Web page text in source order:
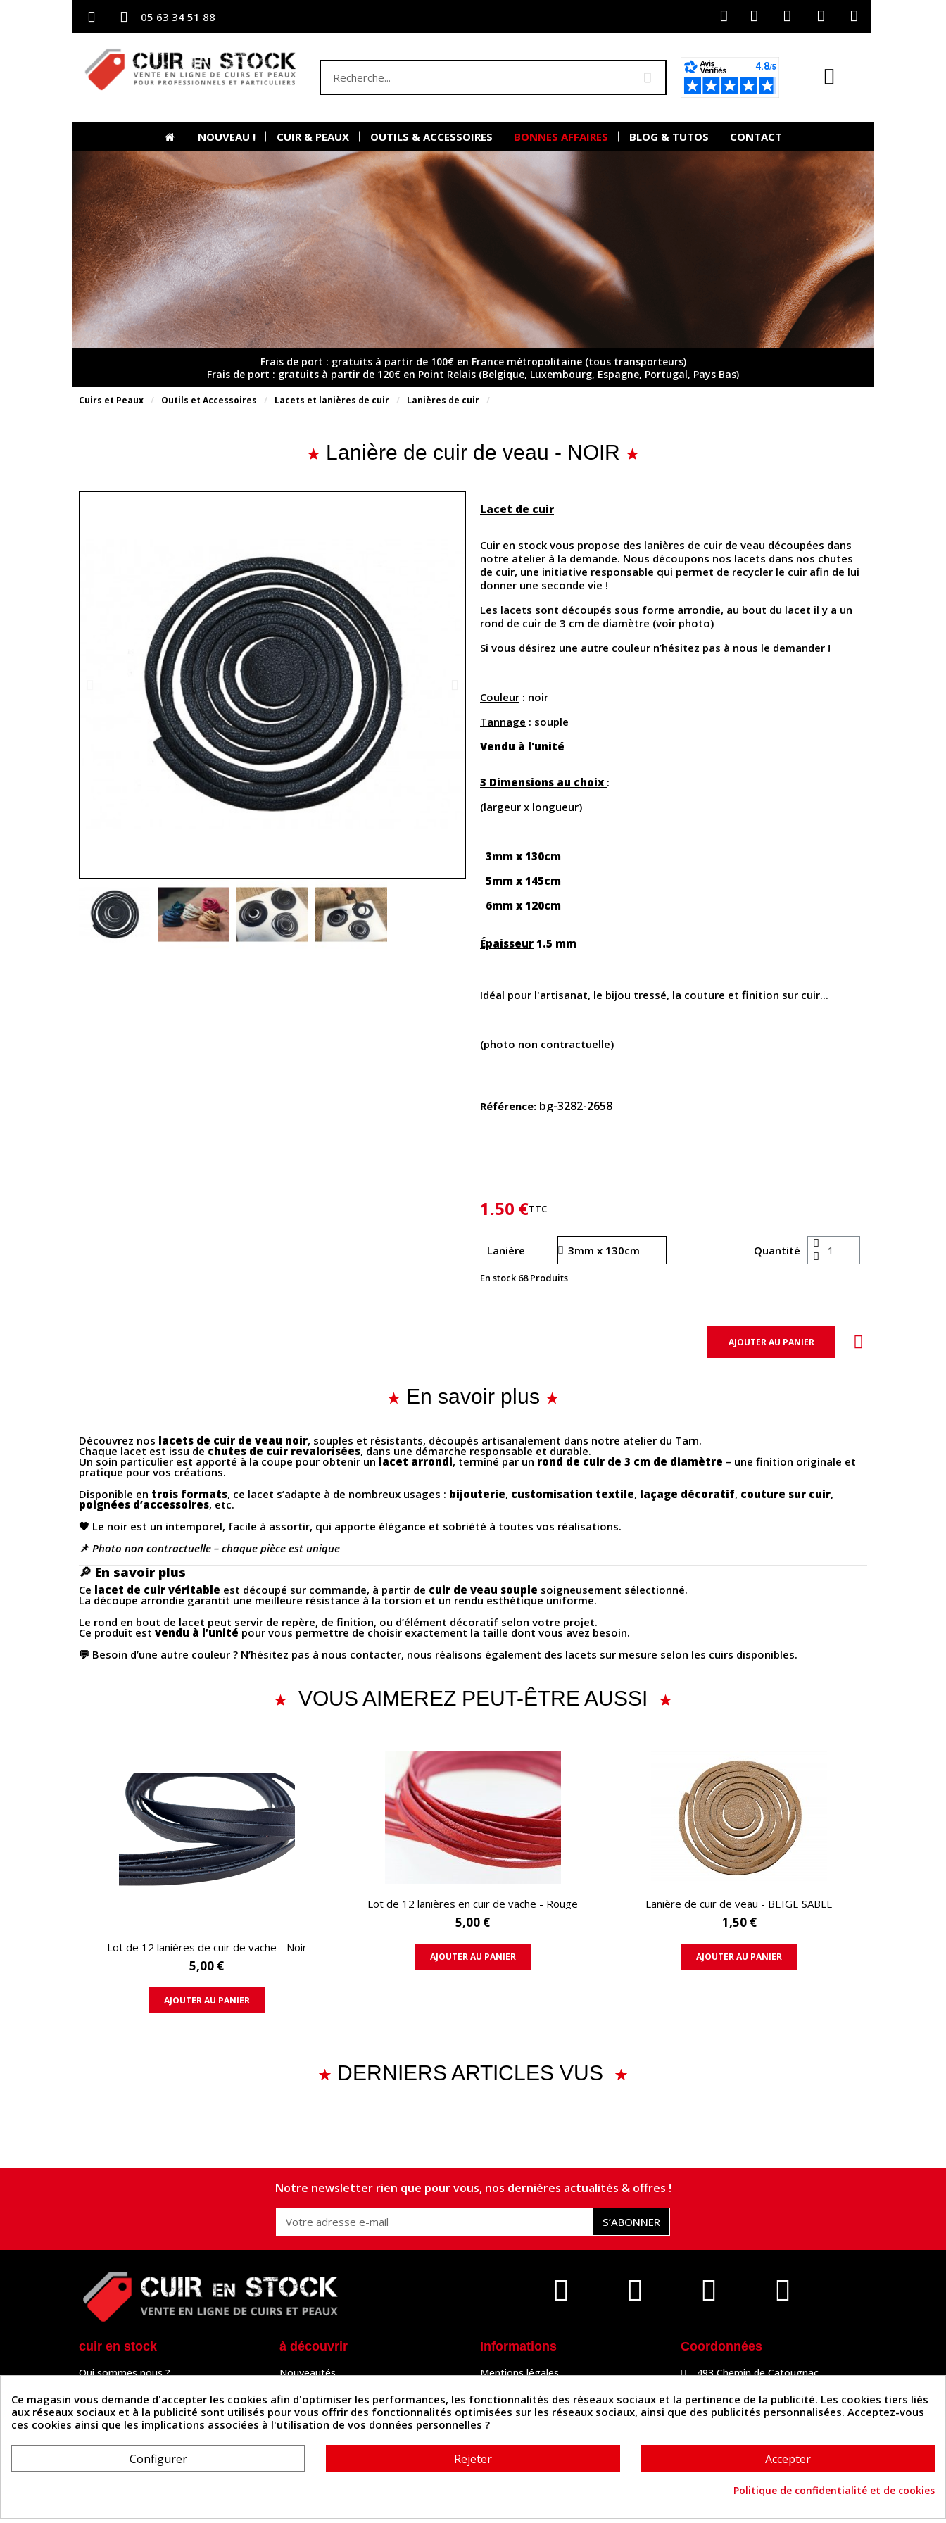
05 63 34 51 88
NOUVEAU ! CUIR & PEAUX OUTILS & ACCESSOIRES BONNES AFFAIRES BLOG & TUTOS CONTACT
Frais de port : gratuits à partir de 100€ en France métropolitaine (tous transporteurs)
Frais de port : gratuits à partir de 120€ en Point Relais (Belgique, Luxembourg, Espagne, Portugal, Pays Bas)
Cuirs et Peaux Outils et Accessoires Lacets et lanières de cuir Lanières de cuir
Lanière de cuir de veau - NOIR
Lacet de cuir
Cuir en stock vous propose des lanières de cuir de veau découpées dans
notre atelier à la demande. Nous découpons nos lacets dans nos chutes
de cuir, une initiative responsable qui permet de recycler le cuir afin de lui
donner une seconde vie !
Les lacets sont découpés sous forme arrondie, au bout du lacet il y a un
rond de cuir de 3 cm de diamètre (voir photo)
Si vous désirez une autre couleur n’hésitez pas à nous le demander !
Couleur : noir
Tannage : souple
Vendu à l'unité
3 Dimensions au choix :
(largeur x longueur)
3mm x 130cm
5mm x 145cm
6mm x 120cm
Épaisseur 1.5 mm
Idéal pour l'artisanat, le bijou tressé, la couture et finition sur cuir...
(photo non contractuelle)
Référence bg-3282-2658
1,50 €TTC
Lanière Quantité
En stock 68 Produits
AJOUTER AU PANIER
En savoir plus
Découvrez nos lacets de cuir de veau noir, souples et résistants, découpés artisanalement dans notre atelier du Tarn.
Chaque lacet est issu de chutes de cuir revalorisées, dans une démarche responsable et durable.
Un soin particulier est apporté à la coupe pour obtenir un lacet arrondi, terminé par un rond de cuir de 3 cm de diamètre – une finition originale et
pratique pour vos créations.
Disponible en trois formats, ce lacet s’adapte à de nombreux usages : bijouterie, customisation textile, laçage décoratif, couture sur cuir,
poignées d’accessoires, etc.
🖤 Le noir est un intemporel, facile à assortir, qui apporte élégance et sobriété à toutes vos réalisations.
📌 Photo non contractuelle – chaque pièce est unique
🔎 En savoir plus
Ce lacet de cuir véritable est découpé sur commande, à partir de cuir de veau souple soigneusement sélectionné.
La découpe arrondie garantit une meilleure résistance à la torsion et un rendu esthétique uniforme.
Le rond en bout de lacet peut servir de repère, de finition, ou d’élément décoratif selon votre projet.
Ce produit est vendu à l’unité pour vous permettre de choisir exactement la taille dont vous avez besoin.
💬 Besoin d’une autre couleur ? N’hésitez pas à nous contacter, nous réalisons également des lacets sur mesure selon les cuirs disponibles.
VOUS AIMEREZ PEUT-ÊTRE AUSSI
APERÇU RAPIDE
Lot de 12 lanières de cuir de vache - Noir
5,00 €
AJOUTER AU PANIER
APERÇU RAPIDE
Lot de 12 lanières en cuir de vache - Rouge
5,00 €
AJOUTER AU PANIER
APERÇU RAPIDE
Lanière de cuir de veau - BEIGE SABLE
1,50 €
AJOUTER AU PANIER
DERNIERS ARTICLES VUS
Notre newsletter rien que pour vous, nos dernières actualités & offres !
S’ABONNER
cuir en stock
Qui sommes nous ?
Paiement sécurisé
Un problème de connexion ?
Frais de livraison
Formulaire de rétractation
à découvrir
Nouveautés
Outils & Accessoires
Tutos
Actualités
Informations
Mentions légales
Politique de confidentialité
Politique des cookies
Contactez-nous
Coordonnées
493 Chemin de Catougnac
05 63 34 51 88
contact@cuirenstock.com
Ce magasin vous demande d'accepter les cookies afin d'optimiser les performances, les fonctionnalités des réseaux sociaux et la pertinence de la publicité. Les cookies tiers liés
aux réseaux sociaux et à la publicité sont utilisés pour vous offrir des fonctionnalités optimisées sur les réseaux sociaux, ainsi que des publicités personnalisées. Acceptez-vous
ces cookies ainsi que les implications associées à l'utilisation de vos données personnelles ?
Configurer Rejeter Accepter
Politique de confidentialité et de cookies